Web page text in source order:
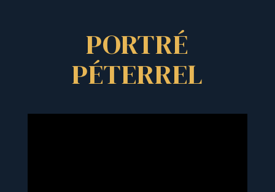
PORTRÉ
PÉTERREL